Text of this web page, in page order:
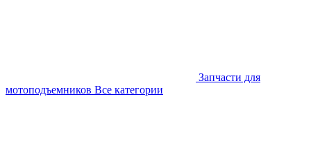
Запчасти для
мотоподъемников Все категории